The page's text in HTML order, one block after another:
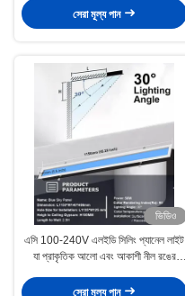
সেরা মূল্য পান
ভিডিও
এসি 100-240V এলইডি সিলিং প্যানেল লাইট
যা প্রাকৃতিক আলো এবং আকাশী নীল রঙের
সেরা মূল্য পান